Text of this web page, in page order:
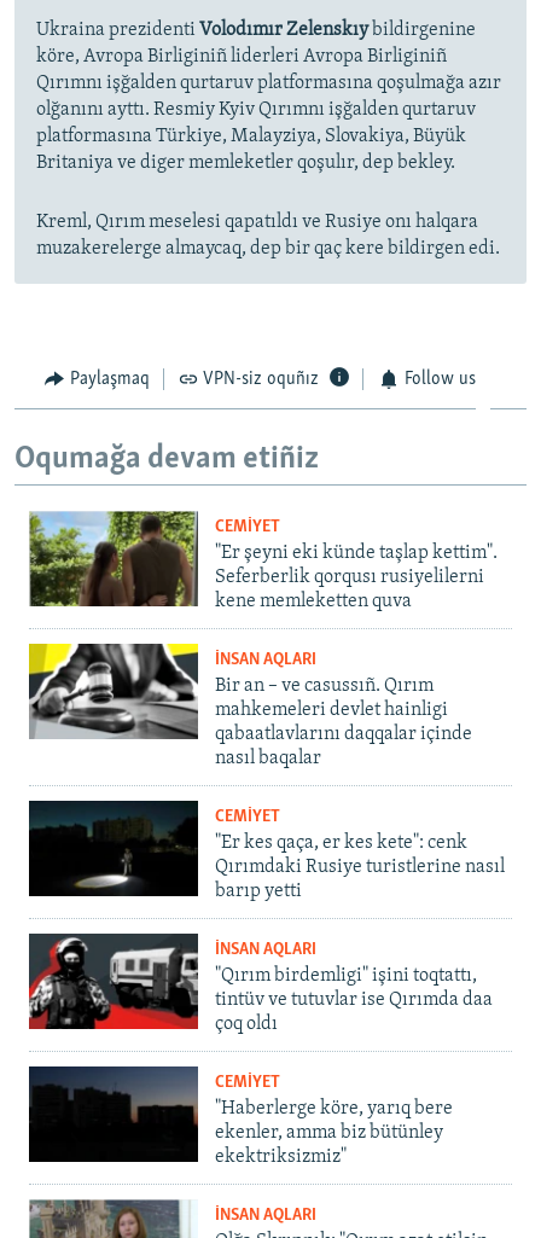
Ukraina prezidenti Volodımır Zelenskıybildirgenine
köre, Avropa Birliginiñ liderleri Avropa Birliginiñ
Qırımnı işğalden qurtaruv platformasına qoşulmağa azır
olğanını ayttı. Resmiy Kyiv Qırımnı işğalden qurtaruv
platformasına Türkiye, Malayziya, Slovakiya, Büyük
Britaniya ve diger memleketler qoşulır, dep bekley.
Kreml, Qırım meselesi qapatıldı ve Rusiye onı halqara
muzakerelerge almaycaq, dep bir qaç kere bildirgen edi.
Paylaşmaq VPN-siz oquñız Follow us
Oqumağa devam etiñiz
CEMİYET
"Er şeyni eki künde taşlap kettim".
Seferberlik qorqusı rusiyelilerni
kene memleketten quva
İNSAN AQLARI
Bir an – ve casussıñ. Qırım
mahkemeleri devlet hainligi
qabaatlavlarını daqqalar içinde
nasıl baqalar
CEMİYET
"Er kes qaça, er kes kete": cenk
Qırımdaki Rusiye turistlerine nasıl
barıp yetti
İNSAN AQLARI
"Qırım birdemligi" işini toqtattı,
tintüv ve tutuvlar ise Qırımda daa
çoq oldı
CEMİYET
"Haberlerge köre, yarıq bere
ekenler, amma biz bütünley
ekektriksizmiz"
İNSAN AQLARI